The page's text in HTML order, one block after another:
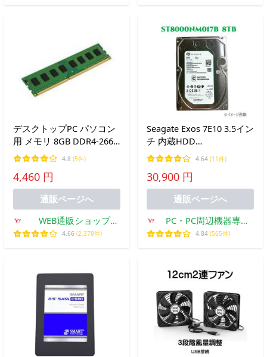
デスクトップPC パソコン
用 メモリ 8GB DDR4-2666
PC4-21300 中古 動作確認
済み 各種メーカー
4.8 (5件)
4,460 円
通販ページへ
WEB通販ショップ
GENO Yahoo!店
4.66 (2,378件)
Seagate Exos 7E10 3.5イン
チ 内蔵HDD
ST8000NM017B 8TB
SATA600 512e 256MB
7200rpm エンタープライ
ズ メーカーリファービッ
シュ 180日間保証【整備済
み品】
4.64 (11件)
30,900 円
通販ページへ
PC・PC周辺機器専門
店 港未来ベストアE
4.84 (565件)